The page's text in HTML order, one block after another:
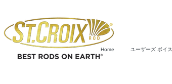
Home ユーザーズ ボイス